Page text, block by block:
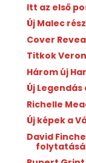
Itt az első
Új Malec
Cover
Titkok
Három új
Új
Richelle
Új képek a
David